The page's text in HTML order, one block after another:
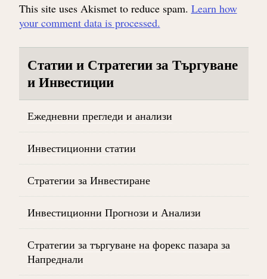
This site uses Akismet to reduce spam. Learn how
your comment data is processed.
Статии и Стратегии за Търгуване
и Инвестиции
Ежедневни прегледи и анализи
Инвестиционни статии
Стратегии за Инвестиране
Инвестиционни Прогнози и Анализи
Стратегии за търгуване на форекс пазара за
Напреднали